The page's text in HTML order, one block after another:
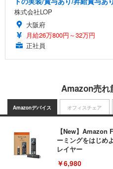
株式会社LOP
大阪府
月給26万800円～32万円
正社員
Amazon売れ
Amazonデバイス
【New】Amazon
ーミングをはじめ
レイヤー
￥6,980
オフィスチェア